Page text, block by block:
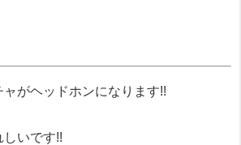
ャがヘッドホンになります!!
いです!!